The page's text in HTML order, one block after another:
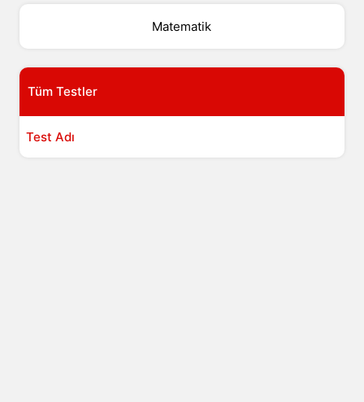
Matematik
Tüm Testler
Test Adı